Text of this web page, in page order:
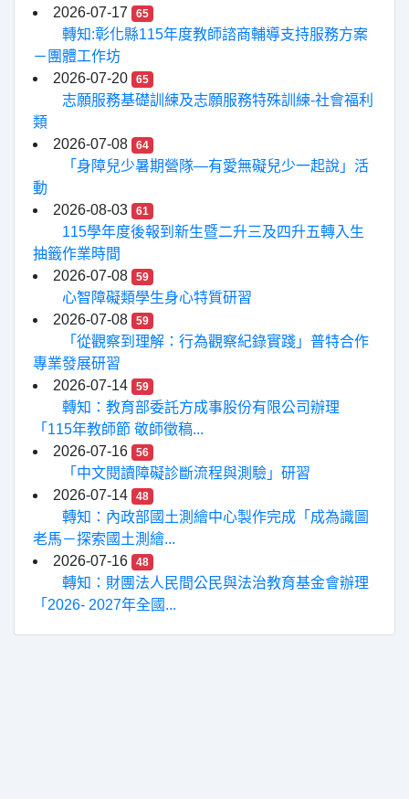
2026-07-17
65
轉知:彰化縣115年度教師諮商輔導支持服務方案
－團體工作坊
2026-07-20
65
志願服務基礎訓練及志願服務特殊訓練-社會福利
類
2026-07-08
64
「身障兒少暑期營隊—有愛無礙兒少一起說」活
動
2026-08-03
61
115學年度後報到新生暨二升三及四升五轉入生
抽籤作業時間
2026-07-08
59
心智障礙類學生身心特質研習
2026-07-08
59
「從觀察到理解：行為觀察紀錄實踐」普特合作
專業發展研習
2026-07-14
59
轉知：教育部委託方成事股份有限公司辦理
「115年教師節 敬師徵稿...
2026-07-16
56
「中文閱讀障礙診斷流程與測驗」研習
2026-07-14
48
轉知：內政部國土測繪中心製作完成「成為識圖
老馬－探索國土測繪...
2026-07-16
48
轉知：財團法人民間公民與法治教育基金會辦理
「2026- 2027年全國...